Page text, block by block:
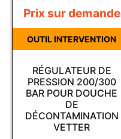
RÉGULATEUR DE
PRESSION 200/300
BAR POUR DOUCHE
DE
DÉCONTAMINATION
VETTER
Prix sur demande
OUTIL INTERVENTION